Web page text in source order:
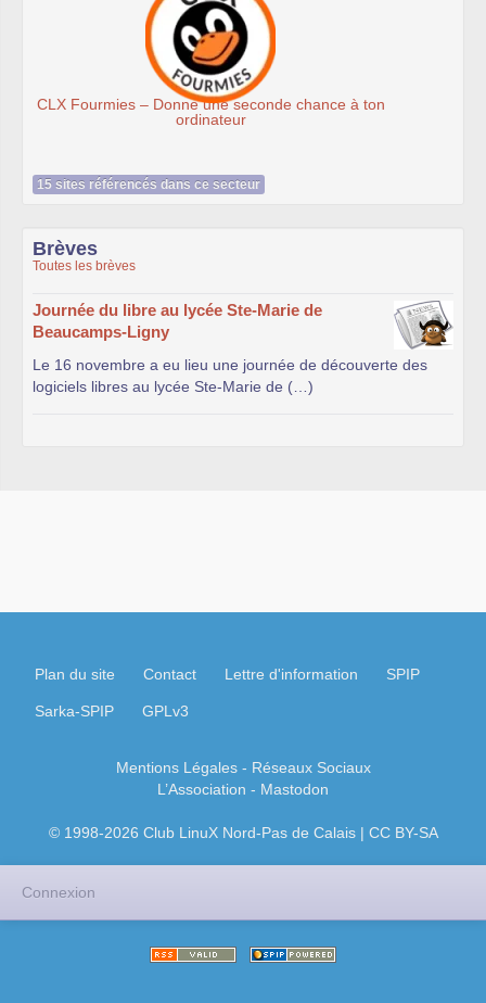
Ateliers du Libre à Roubaix
15 sites référencés dans ce secteur
Brèves
Toutes les brèves
Journée du libre au lycée Ste-Marie de
Beaucamps-Ligny
Le 16 novembre a eu lieu une journée de découverte des
logiciels libres au lycée Ste-Marie de (…)
Plan du site Contact Lettre d'information SPIP
Sarka-SPIP GPLv3
Mentions Légales- Réseaux Sociaux
L’Association - Mastodon
© 1998-2026 Club LinuX Nord-Pas de Calais | CC BY-SA
Connexion